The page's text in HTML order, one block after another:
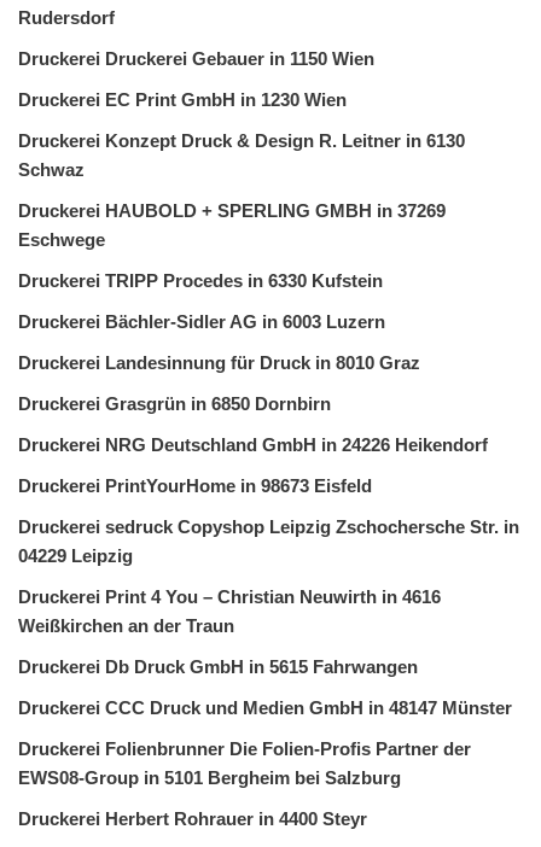
Rudersdorf
Druckerei Druckerei Gebauer in 1150 Wien
Druckerei EC Print GmbH in 1230 Wien
Druckerei Konzept Druck & Design R. Leitner in 6130
Schwaz
Druckerei HAUBOLD + SPERLING GMBH in 37269
Eschwege
Druckerei TRIPP Procedes in 6330 Kufstein
Druckerei Bächler-Sidler AG in 6003 Luzern
Druckerei Landesinnung für Druck in 8010 Graz
Druckerei Grasgrün in 6850 Dornbirn
Druckerei NRG Deutschland GmbH in 24226 Heikendorf
Druckerei PrintYourHome in 98673 Eisfeld
Druckerei sedruck Copyshop Leipzig Zschochersche Str. in
04229 Leipzig
Druckerei Print 4 You – Christian Neuwirth in 4616
Weißkirchen an der Traun
Druckerei Db Druck GmbH in 5615 Fahrwangen
Druckerei CCC Druck und Medien GmbH in 48147 Münster
Druckerei Folienbrunner Die Folien-Profis Partner der
EWS08-Group in 5101 Bergheim bei Salzburg
Druckerei Herbert Rohrauer in 4400 Steyr